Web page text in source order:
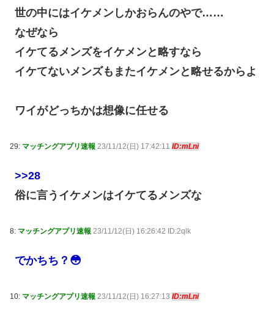
世の中にはイケメンしかおらんのやで……
なぜなら
イケてるメンズをイケメンと略すなら
イケてないメンズもまたイケメンと略せるからよ
ワイがどっちかは想像に任せる
29: マッチングアプリ速報 23/11/12(日) 17:42:11 ID:mLni
>>28
俗に言うイケメンはイケてるメンズな
8: マッチングアプリ速報 23/11/12(日) 16:26:42 ID:2qlk
でかちち？😳
10: マッチングアプリ速報 23/11/12(日) 16:27:13 ID:mLni